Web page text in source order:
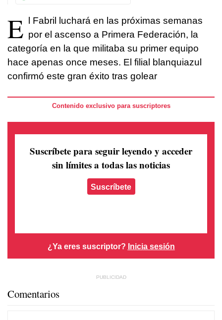
E
l Fabril luchará en las próximas semanas
por el ascenso a Primera Federación, la
categoría en la que militaba su primer equipo
hace apenas once meses. El filial blanquiazul
confirmó este gran éxito tras golear
Contenido exclusivo para suscriptores
Suscríbete para seguir leyendo y acceder
sin límites a todas las noticias
Suscríbete
¿Ya eres suscriptor? Inicia sesión
Comentarios